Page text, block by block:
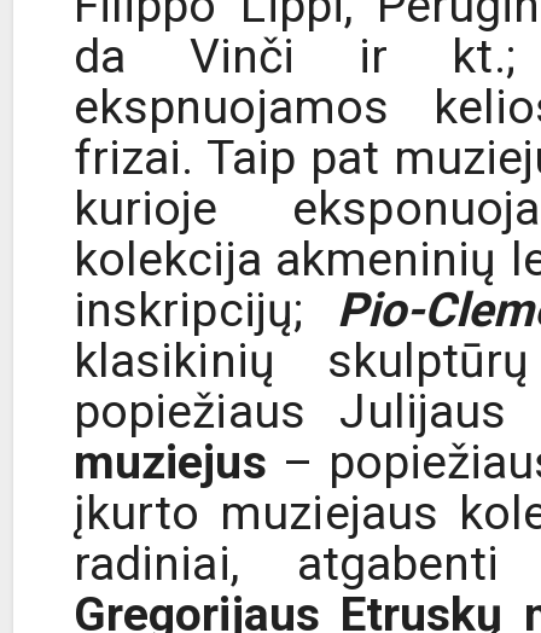
da Vinči ir
ekspnuojamos
frizai. Taip pat
kurioje
kolekcija akmeninių
inskripcijų; Pio-
klasikinių
popiežiaus
muziejus –
įkurto muziejaus
radiniai,
Gregorijaus Etruskų